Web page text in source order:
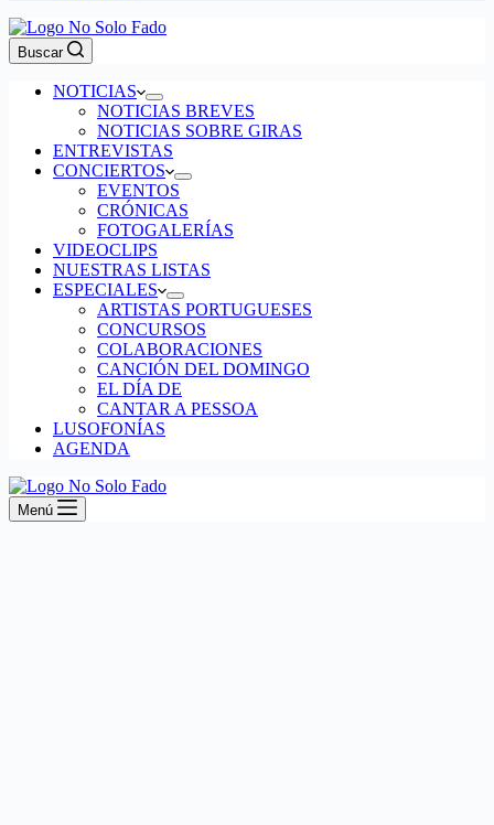
Buscar
NOTICIAS
NOTICIAS BREVES
NOTICIAS SOBRE GIRAS
ENTREVISTAS
CONCIERTOS
EVENTOS
CRÓNICAS
FOTOGALERÍAS
VIDEOCLIPS
NUESTRAS LISTAS
ESPECIALES
ARTISTAS PORTUGUESES
CONCURSOS
COLABORACIONES
CANCIÓN DEL DOMINGO
EL DÍA DE
CANTAR A PESSOA
LUSOFONÍAS
AGENDA
Menú